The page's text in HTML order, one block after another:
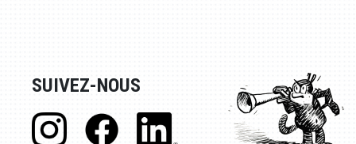
SUIVEZ-NOUS